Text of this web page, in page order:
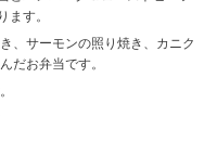
ます。
、サーモンの照り焼き、カニク
だお弁当です。